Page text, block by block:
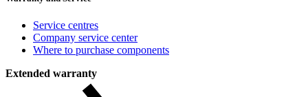
Service centres
Company service center
Where to purchase components
Extended warranty